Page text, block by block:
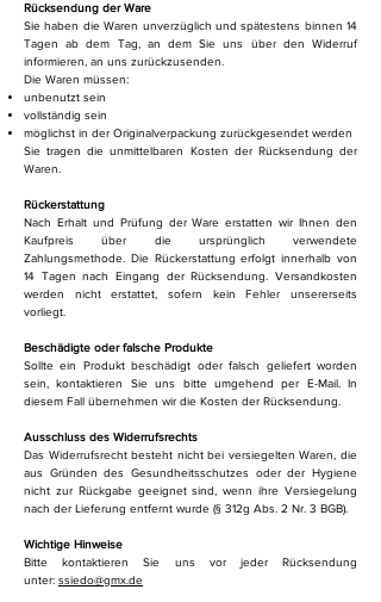
Rücksendung der Ware
Sie haben die Waren unverzüglich und spätestens binnen 14
Tagen ab dem Tag, an dem Sie uns über den Widerruf
informieren, an uns zurückzusenden.
Die Waren müssen:
unbenutzt sein
vollständig sein
möglichst in der Originalverpackung zurückgesendet werden
Sie tragen die unmittelbaren Kosten der Rücksendung der
Waren.
Rückerstattung
Nach Erhalt und Prüfung der Ware erstatten wir Ihnen den
Kaufpreis über die ursprünglich verwendete
Zahlungsmethode. Die Rückerstattung erfolgt innerhalb von
14 Tagen nach Eingang der Rücksendung. Versandkosten
werden nicht erstattet, sofern kein Fehler unsererseits
vorliegt.
Beschädigte oder falsche Produkte
Sollte ein Produkt beschädigt oder falsch geliefert worden
sein, kontaktieren Sie uns bitte umgehend per E-Mail. In
diesem Fall übernehmen wir die Kosten der Rücksendung.
Ausschluss des Widerrufsrechts
Das Widerrufsrecht besteht nicht bei versiegelten Waren, die
aus Gründen des Gesundheitsschutzes oder der Hygiene
nicht zur Rückgabe geeignet sind, wenn ihre Versiegelung
nach der Lieferung entfernt wurde (§ 312g Abs. 2 Nr. 3 BGB).
Wichtige Hinweise
Bitte kontaktieren Sie uns vor jeder Rücksendung
unter: ssiedo@gmx.de